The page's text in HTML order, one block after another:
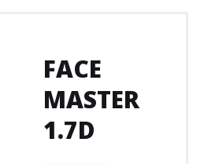
FACE
MASTER
1.7D